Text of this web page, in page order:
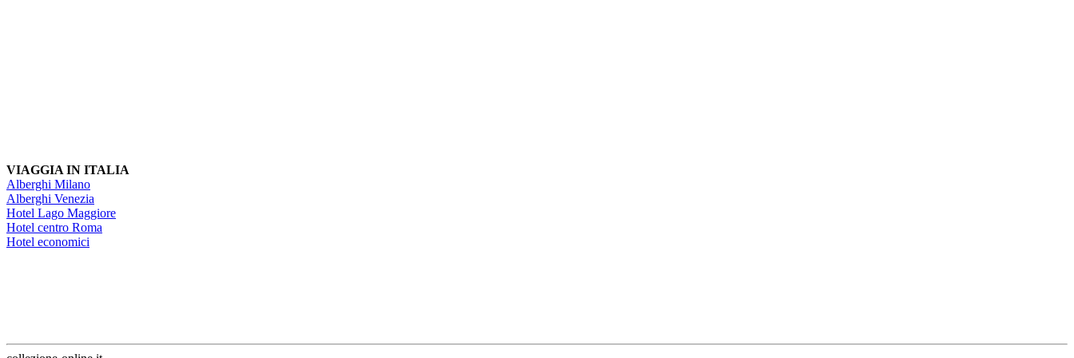
VIAGGIA IN ITALIA
Alberghi Milano
Alberghi Venezia
Hotel Lago Maggiore
Hotel centro Roma
Hotel economici